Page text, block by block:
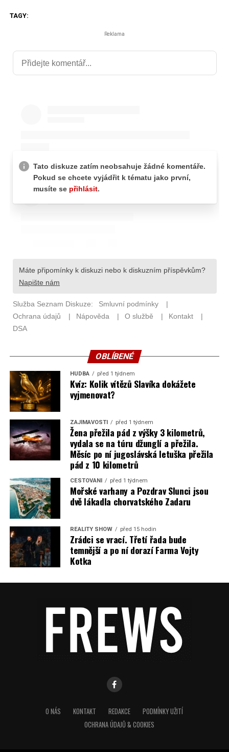
TAGY:
Reklama
OBLÍBENÉ
HUDBA před 1 týdnem
Kvíz: Kolik vítězů Slavíka dokážete
vyjmenovat?
ZAJÍMAVOSTI před 1 týdnem
Žena přežila pád z výšky 3 kilometrů,
vydala se na túru džunglí a přežila.
Měsíc po ní jugoslávská letuška přežila
pád z 10 kilometrů
CESTOVÁNÍ před 1 týdnem
Mořské varhany a Pozdrav Slunci jsou
dvě lákadla chorvatského Zadaru
REALITY SHOW před 15 hodin
Zrádci se vrací. Třetí řada bude
temnější a po ní dorazí Farma Vojty
Kotka
O NÁS KONTAKT REDAKCE
PODMÍNKY UŽITÍ
OCHRANA ÚDAJŮ & COOKIES